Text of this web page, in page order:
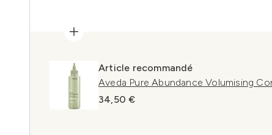
Article recommandé
Aveda Pure Abundance Volumising
34,50 €